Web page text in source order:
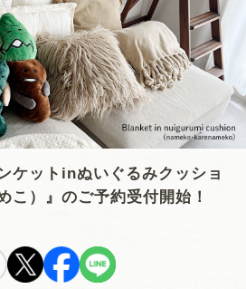
ケットinぬいぐるみクッショ
こ）』のご予約受付開始！